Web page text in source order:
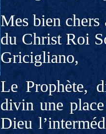
Mes bien chers
du Christ Roi
Gricigliano,
Le Prophète,
divin une
Dieu